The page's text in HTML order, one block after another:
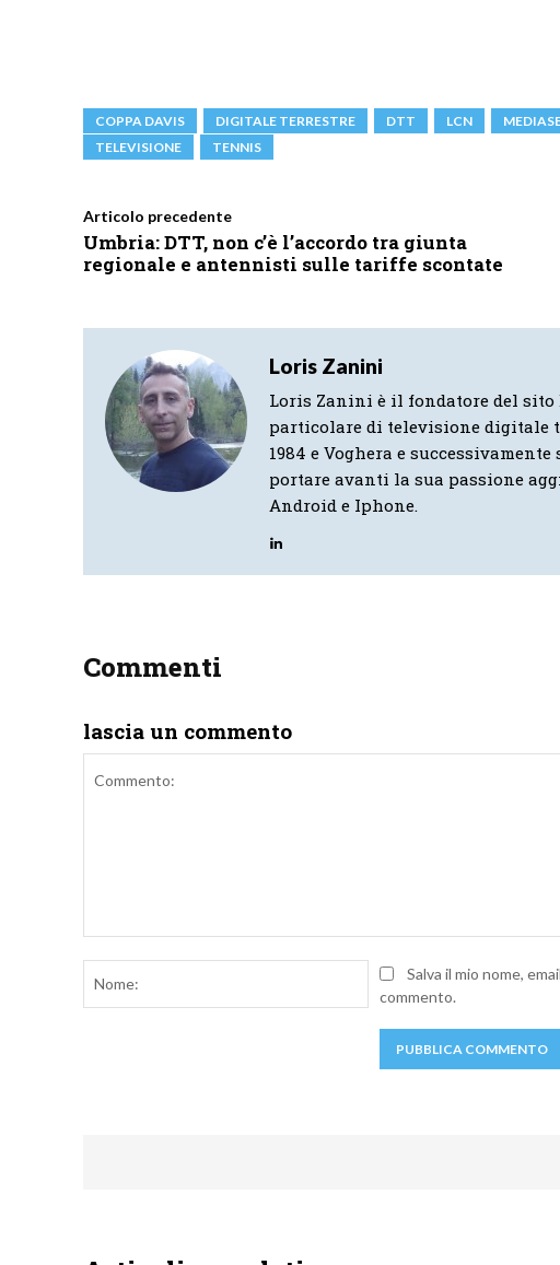
COPPA DAVIS DIGITALE TERRESTRE DTT LCN
TELEVISIONE
TENNIS
Articolo precedente
Umbria: DTT, non c’è l’accordo tra giunta
regionale e antennisti sulle tariffe scontate
Loris Zanini
Loris Zanini è il fondatore del
particolare di televisione digitale
1984 e Voghera e
portare avanti la sua passione
Android e Iphone.
Commenti
lascia un commento
Nome:Salva il mio nome,
commento.